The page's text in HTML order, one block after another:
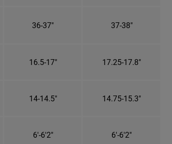
36-37" 37-38"
16.5-17" 17.25-17.8"
14-14.5" 14.75-15.3"
6'-6'2" 6'-6'2"